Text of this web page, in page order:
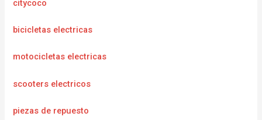
citycoco
bicicletas electricas
motocicletas electricas
scooters electricos
piezas de repuesto